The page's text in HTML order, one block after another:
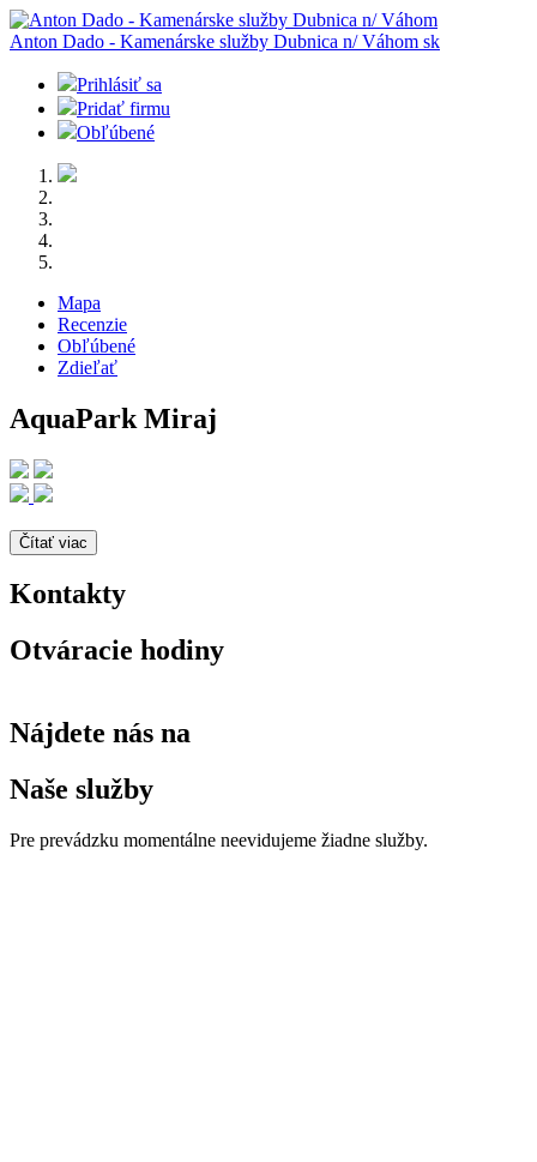
Anton Dado - Kamenárske služby Dubnica n/ Váhom sk
Prihlásiť sa
Pridať firmu
Obľúbené
Mapa
Recenzie
Obľúbené
Zdieľať
AquaPark Miraj
Čítať viac
Kontakty
Otváracie hodiny
Nájdete nás na
Naše služby
Pre prevádzku momentálne neevidujeme žiadne služby.